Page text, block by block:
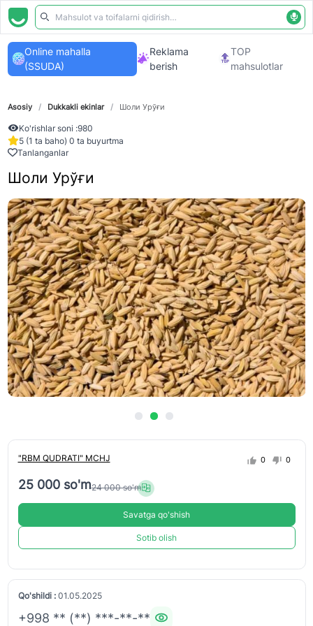
Online mahalla
(SSUDA)
Reklama
berish
TOP
mahsulotlar
Asosiy / Dukkakli ekinlar / Шоли Урўғи
Ko'rishlar soni :980
5 (1 ta baho) 0 ta buyurtma
Tanlanganlar
Шоли Урўғи
"RBM QUDRATI" MCHJ 0 0
25 000 so'm24 000 so'm
Savatga qo'shish
Sotib olish
Qo'shildi :01.05.2025
+998 ** (**) ***-**-**